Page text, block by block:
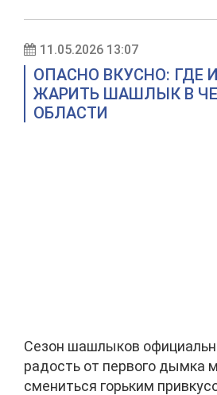
11.05.2026 13:07
ОПАСНО ВКУСНО: ГДЕ
ЖАРИТЬ ШАШЛЫК В
ОБЛАСТИ
Сезон шашлыков
радость от первого дымка
смениться горьким